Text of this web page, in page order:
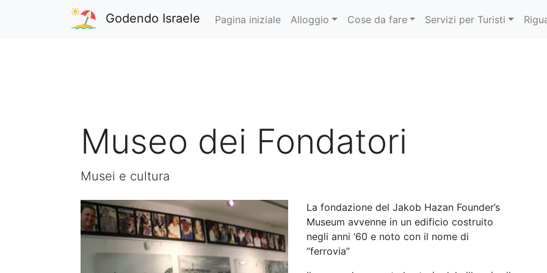
Godendo Israele Pagina iniziale Alloggio Cose da fare Servizi per Turisti
Museo dei Fondatori
Musei e cultura
La fondazione del Jakob Hazan Founder’s
Museum avvenne in un edificio costruito
negli anni ‘60 e noto con il nome di
“ferrovia”